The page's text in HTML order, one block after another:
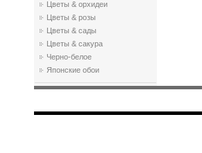
Цветы & орхидеи
Цветы & розы
Цветы & сады
Цветы & сакура
Черно-белое
Японские обои